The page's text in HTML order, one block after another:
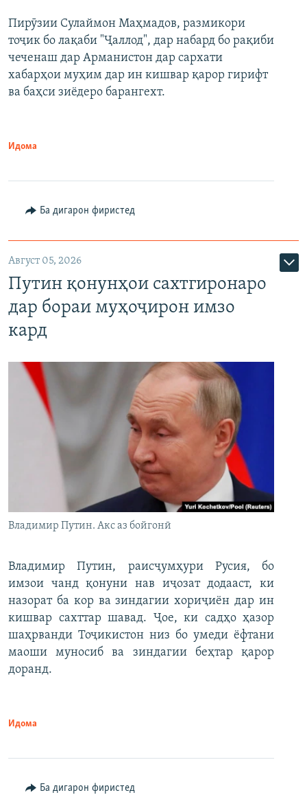
Auto 240p 360p 480p
720p 1080p
360p
480p
Пирӯзии Сулаймон Маҳмадов, размикори
тоҷик бо лақаби "Ҷаллод", дар набард бо рақиби
чеченаш дар Арманистон дар сархати
хабарҳои муҳим дар ин кишвар қарор гирифт
ва баҳси зиёдеро барангехт.
Идома
Ба дигарон фиристед
Август 05, 2026
Путин қонунҳои сахтгиронаро
дар бораи муҳоҷирон имзо
кард
Владимир Путин. Акс аз бойгонӣ
Владимир Путин, раисҷумҳури Русия, бо
имзои чанд қонуни нав иҷозат додааст, ки
назорат ба кор ва зиндагии хориҷиён дар ин
кишвар сахттар шавад. Ҷое, ки садҳо ҳазор
шаҳрванди Тоҷикистон низ бо умеди ёфтани
маоши муносиб ва зиндагии беҳтар қарор
доранд.
Идома
Ба дигарон фиристед